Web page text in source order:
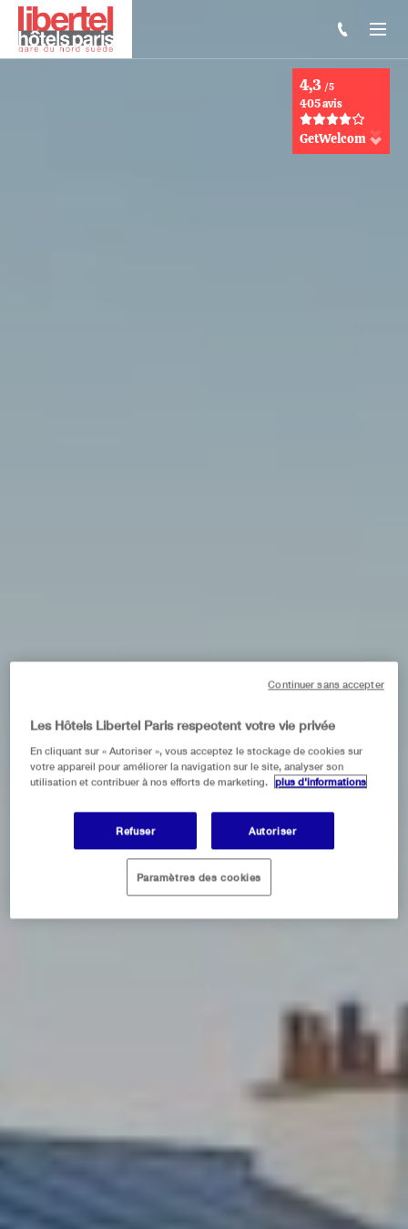
4,3 /5
405 avis
GetWelcom
Les Hôtels Libertel Paris respectent votre vie privée
En cliquant sur « Autoriser », vous acceptez le stockage de cookies sur
votre appareil pour améliorer la navigation sur le site, analyser son
utilisation et contribuer à nos efforts de marketing.
plus d'informations
Refuser Autoriser
Paramètres des cookies
Continuer sans accepter